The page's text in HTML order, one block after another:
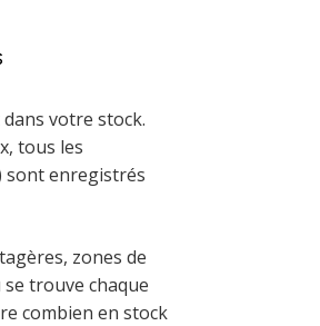
votre stock.
tous les
sont enregistrés
zones de
trouve chaque
combien en stock